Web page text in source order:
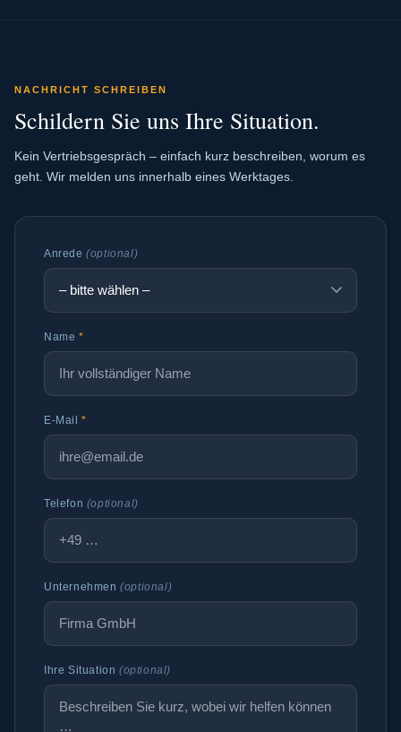
NACHRICHT SCHREIBEN
Schildern Sie uns Ihre Situation.
Kein Vertriebsgespräch – einfach kurz beschreiben, worum es
geht. Wir melden uns innerhalb eines Werktages.
Anrede(optional)
Name *
E-Mail*
Telefon (optional)
Unternehmen(optional)
Ihre Situation (optional)